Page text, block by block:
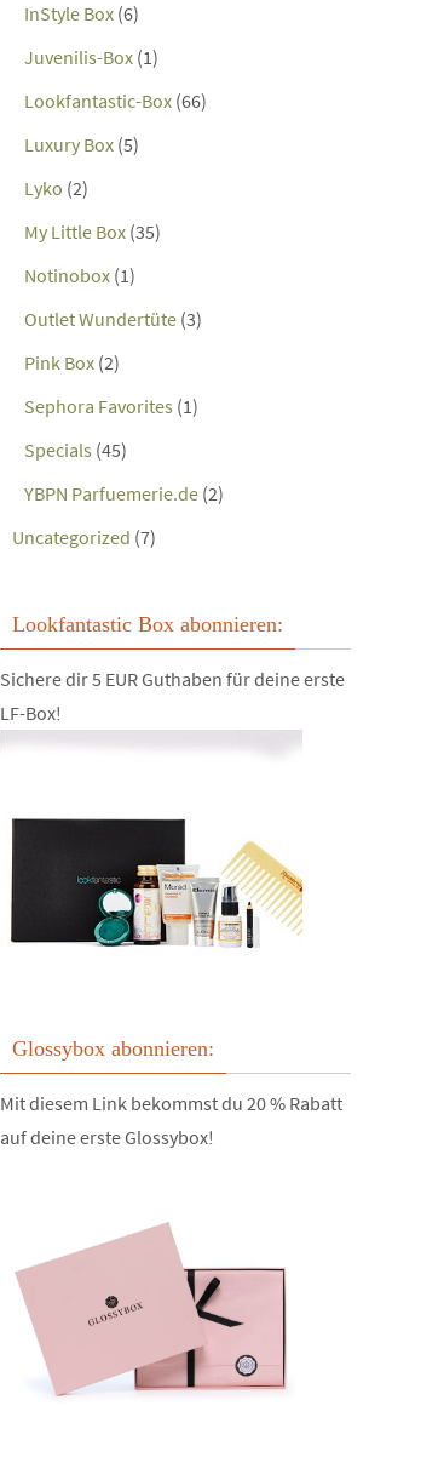
InStyle Box (6)
Juvenilis-Box (1)
Lookfantastic-Box (66)
Luxury Box (5)
Lyko (2)
My Little Box (35)
Notinobox (1)
Outlet Wundertüte (3)
Pink Box (2)
Sephora Favorites (1)
Specials (45)
YBPN Parfuemerie.de (2)
Uncategorized (7)
Lookfantastic Box abonnieren:
Sichere dir 5 EUR Guthaben für deine erste
LF-Box!
Glossybox abonnieren:
Mit diesem Link bekommst du 20 % Rabatt
auf deine erste Glossybox!